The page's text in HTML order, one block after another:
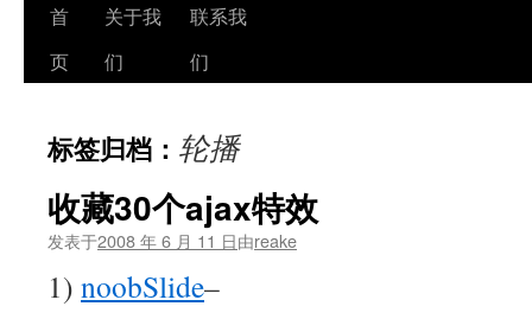
跳
至
文
首
页
关于我
们
联系我
们
标签归档： 轮播
收藏30个ajax特效
发表于2008 年 6 月 11 日由reake
1) noobSlide–